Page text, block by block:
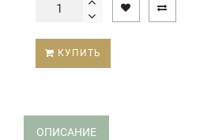
КУПИТЬ
ОПИСАНИЕ